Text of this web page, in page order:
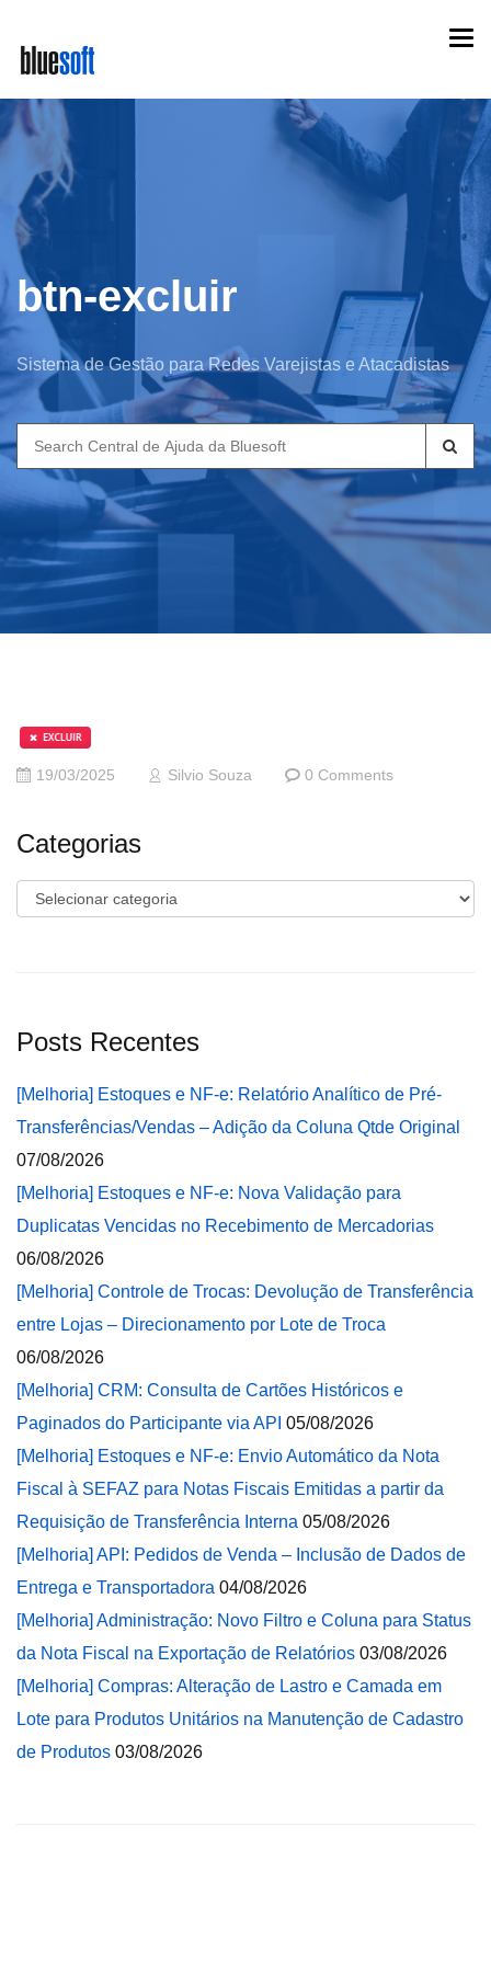
main
content
btn-excluir
Sistema de Gestão para Redes Varejistas e Atacadistas
Search
for:
19/03/2025 Silvio Souza 0 Comments
Categorias
Categorias
Posts Recentes
[Melhoria] Estoques e NF-e: Relatório Analítico de Pré-
Transferências/Vendas – Adição da Coluna Qtde Original
07/08/2026
[Melhoria] Estoques e NF-e: Nova Validação para
Duplicatas Vencidas no Recebimento de Mercadorias
06/08/2026
[Melhoria] Controle de Trocas: Devolução de Transferência
entre Lojas – Direcionamento por Lote de Troca
06/08/2026
[Melhoria] CRM: Consulta de Cartões Históricos e
Paginados do Participante via API 05/08/2026
[Melhoria] Estoques e NF-e: Envio Automático da Nota
Fiscal à SEFAZ para Notas Fiscais Emitidas a partir da
Requisição de Transferência Interna 05/08/2026
[Melhoria] API: Pedidos de Venda – Inclusão de Dados de
Entrega e Transportadora 04/08/2026
[Melhoria] Administração: Novo Filtro e Coluna para Status
da Nota Fiscal na Exportação de Relatórios 03/08/2026
[Melhoria] Compras: Alteração de Lastro e Camada em
Lote para Produtos Unitários na Manutenção de Cadastro
de Produtos 03/08/2026